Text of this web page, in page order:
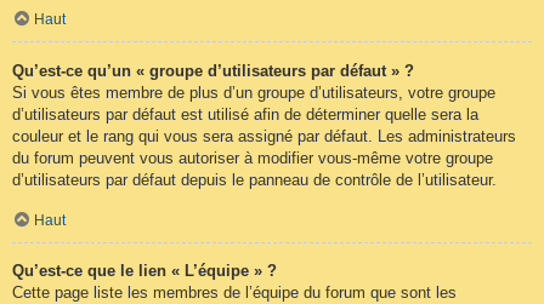
Haut
Qu’est-ce qu’un « groupe d’utilisateurs par défaut » ?
Si vous êtes membre de plus d’un groupe d’utilisateurs, votre groupe
d’utilisateurs par défaut est utilisé afin de déterminer quelle sera la
couleur et le rang qui vous sera assigné par défaut. Les administrateurs
du forum peuvent vous autoriser à modifier vous-même votre groupe
d’utilisateurs par défaut depuis le panneau de contrôle de l’utilisateur.
Haut
Qu’est-ce que le lien « L’équipe » ?
Cette page liste les membres de l’équipe du forum que sont les